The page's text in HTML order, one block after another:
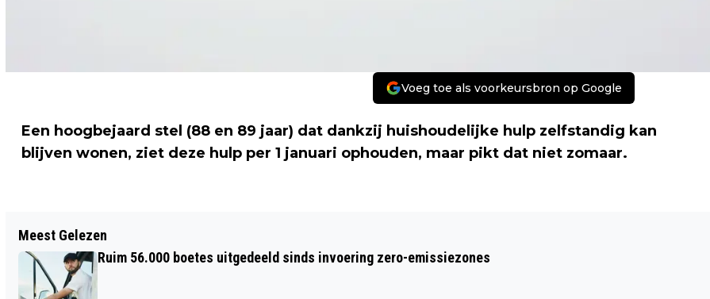
Voeg toe als voorkeursbron op Google
Een hoogbejaard stel (88 en 89 jaar) dat dankzij huishoudelijke hulp zelfstandig kan
blijven wonen, ziet deze hulp per 1 januari ophouden, maar pikt dat niet zomaar.
KABINET SNIJDT IN HOGE
PROMOTIEBONUSSEN OP
UNIVERSITEITEN
HULP TE BEHOUDEN
Meest Gelezen
Ruim 56.000 boetes uitgedeeld sinds invoering zero-emissiezones